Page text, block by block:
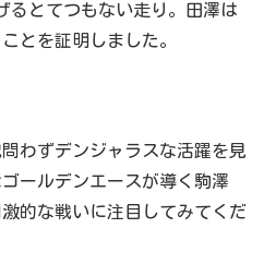
るとてつもない走り。田澤は
とを証明しました。
わずデンジャラスな活躍を見
ールデンエースが導く駒澤
的な戦いに注目してみてくだ